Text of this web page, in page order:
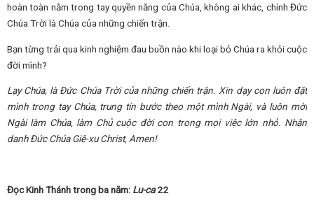
hoàn toàn nằm trong tay quyền năng của Chúa, không ai khác, chính Đức
Chúa Trời là Chúa của những chiến trận.
Bạn từng trải qua kinh nghiệm đau buồn nào khi loại bỏ Chúa ra khỏi cuộc
đời mình?
Lạy Chúa, là Đức Chúa Trời của những chiến trận. Xin dạy con luôn đặt
mình trong tay Chúa, trung tín bước theo một mình Ngài, và luôn mời
Ngài làm Chúa, làm Chủ cuộc đời con trong mọi việc lớn nhỏ. Nhân
danh Đức Chúa Giê-xu Christ, Amen!
Đọc Kinh Thánh trong ba năm: Lu-ca22